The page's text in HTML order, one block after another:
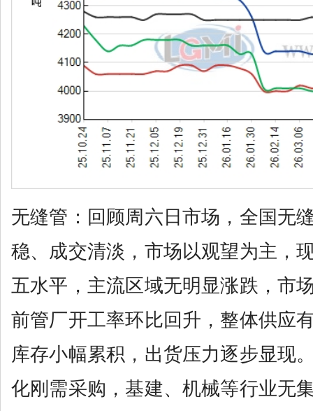
无缝管：回顾周六日市场，全国无
稳、成交清淡，市场以观望为主，
五水平，主流区域无明显涨跌，市
前管厂开工率环比回升，整体供应
库存小幅累积，出货压力逐步显现
化刚需采购，基建、机械等行业无